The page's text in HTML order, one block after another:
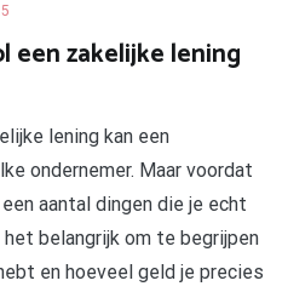
een zakelijke lening
lening kan een
ondernemer. Maar voordat
aantal dingen die je echt
belangrijk om te begrijpen
en hoeveel geld je precies